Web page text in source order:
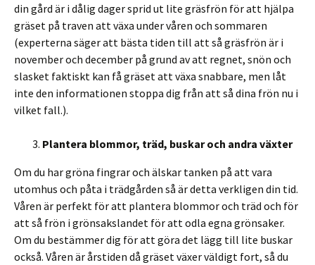
din gård är i dålig dager sprid ut lite gräsfrön för att hjälpa
gräset på traven att växa under våren och sommaren
(experterna säger att bästa tiden till att så gräsfrön är i
november och december på grund av att regnet, snön och
slasket faktiskt kan få gräset att växa snabbare, men låt
inte den informationen stoppa dig från att så dina frön nu i
vilket fall.).
Plantera blommor, träd, buskar och andra växter
Om du har gröna fingrar och älskar tanken på att vara
utomhus och påta i trädgården så är detta verkligen din tid.
Våren är perfekt för att plantera blommor och träd och för
att så frön i grönsakslandet för att odla egna grönsaker.
Om du bestämmer dig för att göra det lägg till lite buskar
också. Våren är årstiden då gräset växer väldigt fort, så du